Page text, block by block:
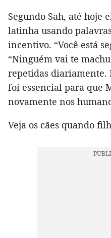
Segundo Sah, até hoje
latinha usando
incentivo. “Você está
“Ninguém vai te
repetidas diariamente.
foi essencial para que
novamente nos
Veja os cães quando